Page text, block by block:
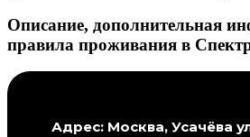
Описание, дополнительная
правила проживания в
Адрес: Москва, Усачёва